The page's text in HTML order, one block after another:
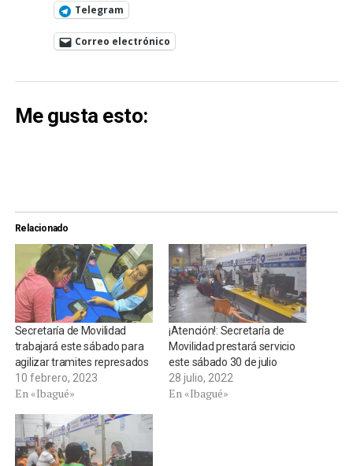
Telegram
Correo electrónico
Me gusta esto:
Relacionado
Secretaría de Movilidad
trabajará este sábado para
agilizar tramites represados
10 febrero, 2023
En «Ibagué»
¡Atención!: Secretaría de
Movilidad prestará servicio
este sábado 30 de julio
28 julio, 2022
En «Ibagué»